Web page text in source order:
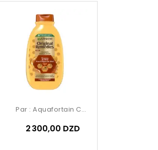
Par : Aquafortain Cosmetics
2 300,00 DZD